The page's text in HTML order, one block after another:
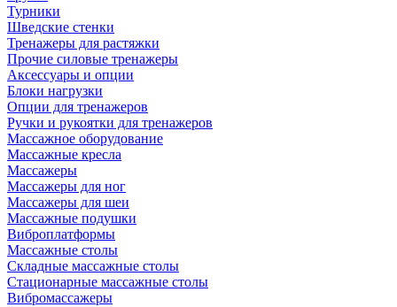
Турники
Шведские стенки
Тренажеры для растяжки
Прочие силовые тренажеры
Аксессуары и опции
Блоки нагрузки
Опции для тренажеров
Ручки и рукоятки для тренажеров
Массажное оборудование
Массажные кресла
Массажеры
Массажеры для ног
Массажеры для шеи
Массажные подушки
Виброплатформы
Массажные столы
Складные массажные столы
Стационарные массажные столы
Вибромассажеры